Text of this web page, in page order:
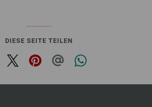
DIESE SEITE TEILEN